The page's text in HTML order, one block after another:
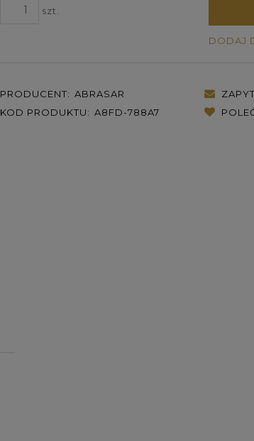
szt.
DODAJ
PRODUCENT: ABRASAR
KOD PRODUKTU: A8FD-788A7